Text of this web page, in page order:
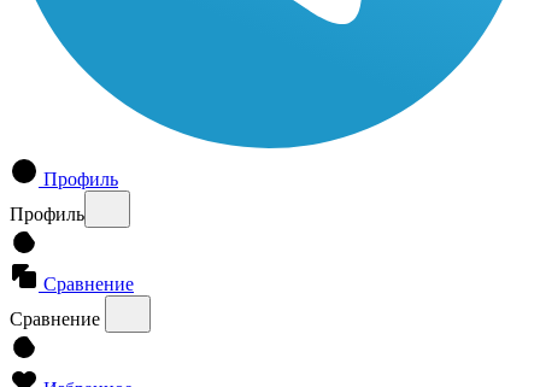
Профиль
Профиль
Сравнение
Сравнение